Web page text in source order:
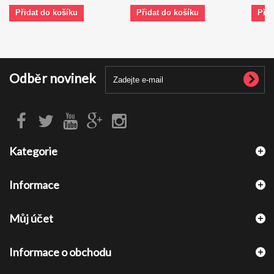
Přidat do košíku Přidat do košíku
Odběr novinek
Kategorie
Informace
Můj účet
Informace o obchodu